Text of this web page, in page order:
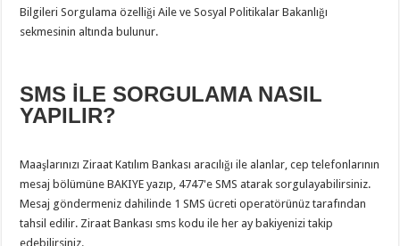
Bilgileri Sorgulama özelliği Aile ve Sosyal Politikalar Bakanlığı
sekmesinin altında bulunur.
SMS İLE SORGULAMA NASIL
YAPILIR?
Maaşlarınızı Ziraat Katılım Bankası aracılığı ile alanlar, cep telefonlarının
mesaj bölümüne BAKIYE yazıp, 4747'e SMS atarak sorgulayabilirsiniz.
Mesaj göndermeniz dahilinde 1 SMS ücreti operatörünüz tarafından
tahsil edilir. Ziraat Bankası sms kodu ile her ay bakiyenizi takip
edebilirsiniz.